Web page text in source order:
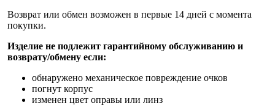
Возврат или обмен возможен в первые 14 дней с момента
покупки.
Изделие не подлежит гарантийному обслуживанию и
возврату/обмену если:
обнаружено механическое повреждение очков
погнут корпус
изменен цвет оправы или линз